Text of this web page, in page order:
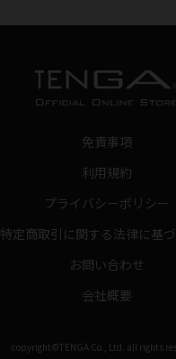
免責事項
利用規約
プライバシーポリシー
特定商取引に関する法律に基
お問い合わせ
会社概要
copyright©TENGA Co., Ltd. all rights